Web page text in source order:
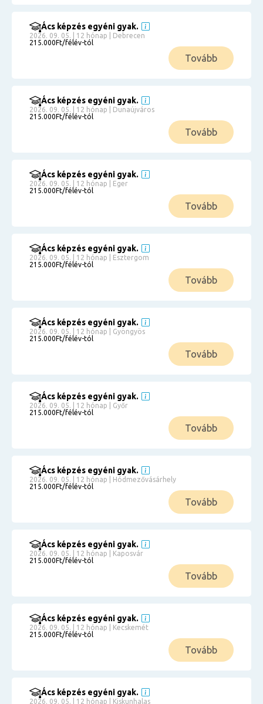
Ács képzés egyéni gyak.
2026. 09. 05. | 12 hónap | Debrecen
215.000Ft/félév-tól
Tovább
Ács képzés egyéni gyak.
2026. 09. 05. | 12 hónap | Dunaújváros
215.000Ft/félév-tól
Tovább
Ács képzés egyéni gyak.
2026. 09. 05. | 12 hónap | Eger
215.000Ft/félév-tól
Tovább
Ács képzés egyéni gyak.
2026. 09. 05. | 12 hónap | Esztergom
215.000Ft/félév-tól
Tovább
Ács képzés egyéni gyak.
2026. 09. 05. | 12 hónap | Gyöngyös
215.000Ft/félév-tól
Tovább
Ács képzés egyéni gyak.
2026. 09. 05. | 12 hónap | Győr
215.000Ft/félév-tól
Tovább
Ács képzés egyéni gyak.
2026. 09. 05. | 12 hónap | Hódmezővásárhely
215.000Ft/félév-tól
Tovább
Ács képzés egyéni gyak.
2026. 09. 05. | 12 hónap | Kaposvár
215.000Ft/félév-tól
Tovább
Ács képzés egyéni gyak.
2026. 09. 05. | 12 hónap | Kecskemét
215.000Ft/félév-tól
Tovább
Ács képzés egyéni gyak.
2026. 09. 05. | 12 hónap | Kiskunhalas